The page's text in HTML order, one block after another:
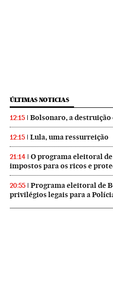
ÚLTIMAS NOTICIAS
12:15 Bolsonaro, a
12:15 Lula, uma ressurreição
21:14
O programa eleitoral
impostos para os ricos e
20:55
Programa eleitoral de
privilégios legais para a